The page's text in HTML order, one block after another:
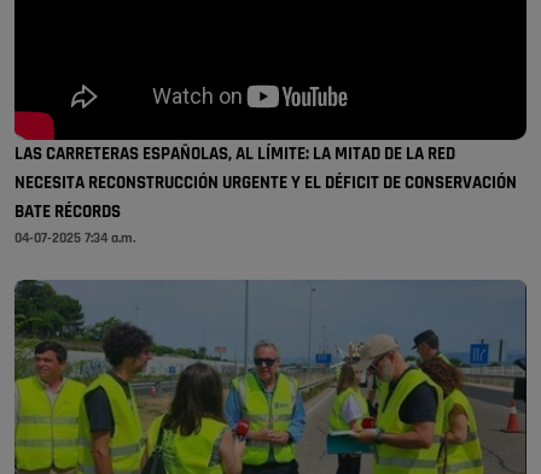
LAS CARRETERAS ESPAÑOLAS, AL LÍMITE: LA MITAD DE LA RED
NECESITA RECONSTRUCCIÓN URGENTE Y EL DÉFICIT DE CONSERVACIÓN
BATE RÉCORDS
04-07-2025 7:34 a.m.